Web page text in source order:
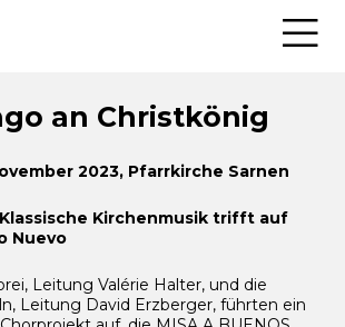
an Christkönig
2023, Pfarrkirche Sarnen
Klassische Kirchenmusik trifft auf
Nuevo
Leitung Valérie Halter, und die
Leitung David Erzberger, führten ein